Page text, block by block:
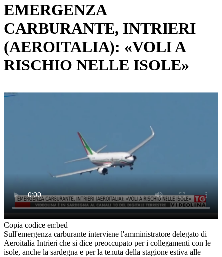
EMERGENZA
CARBURANTE, INTRIERI
(AEROITALIA): «VOLI A
RISCHIO NELLE ISOLE»
Copia codice embed
Sull'emergenza carburante interviene l'amministratore delegato di
Aeroitalia Intrieri che si dice preoccupato per i collegamenti con le
isole, anche la sardegna e per la tenuta della stagione estiva alle